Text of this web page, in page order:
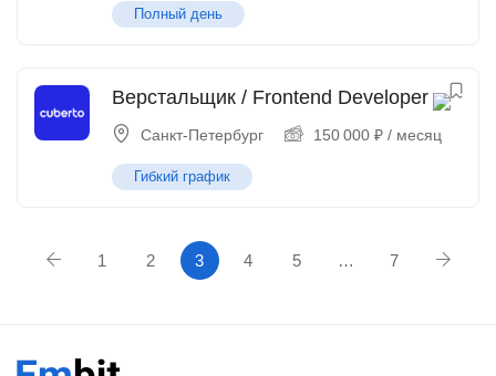
Полный день
Верстальщик / Frontend Developer
Санкт-Петербург 150 000 ₽ / месяц
Гибкий график
1 2 3 4 5 … 7